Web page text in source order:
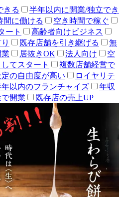
きる
半年以内に開業/独立でき
間に働ける
空き時間で稼ぐ
ート
高齢者向けビジネス
既存店舗を引き継げる
無
居抜きOK 法人向け
空
てスタート
複数店舗経営で
の自由度が高い
ロイヤリテ
以内のフランチャイズ
年収
開業 既存店の売上UP